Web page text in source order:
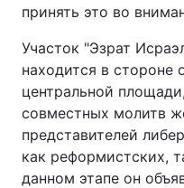
принять это во
Участок "Эзрат
находится в
центральной
совместных молитв
представителей
как реформистских,
данном этапе он